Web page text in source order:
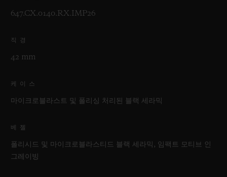
647.CX.0140.RX.IMP26
직경
42 mm
케이스
마이크로블라스트 및 폴리싱 처리된 블랙 세라믹
베젤
폴리시드 및 마이크로블라스티드 블랙 세라믹, 임팩트 모티브 인
그레이빙